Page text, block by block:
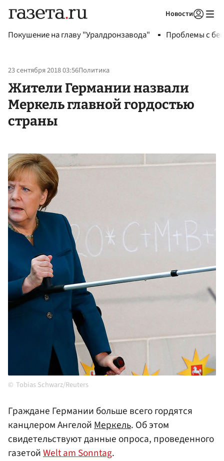
Новости
Покушение на главу "Уралдронзавода" Проблемы с
23 сентября 2018 03:56Политика
Жители Германии назвали
Меркель главной гордостью
страны
Tobias Schwarz/Reuters
Граждане Германии больше всего гордятся
канцлером АнгелойМеркель. Об этом
свидетельствуют данные опроса, проведенного
газетойWelt am Sonntag.